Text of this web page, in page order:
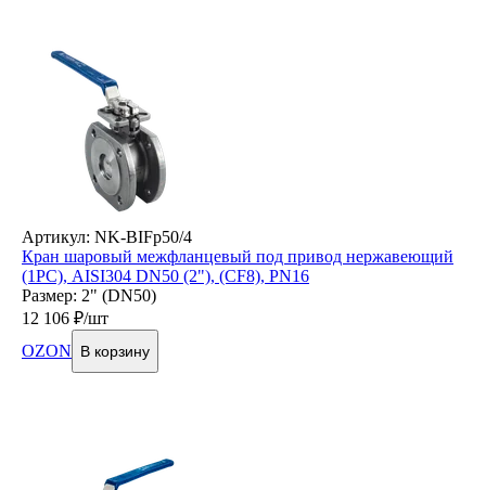
Артикул: NK-BIFp50/4
Кран шаровый межфланцевый под привод нержавеющий
(1PC), AISI304 DN50 (2"), (CF8), PN16
Размер: 2" (DN50)
12 106 ₽/шт
OZON
В корзину